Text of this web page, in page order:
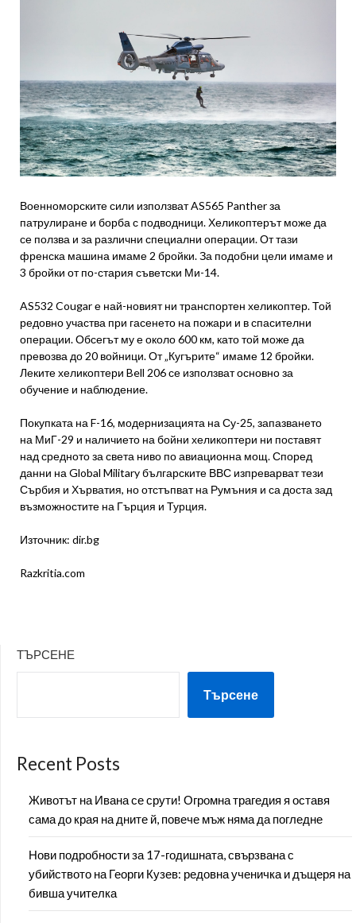
Военноморските сили използват AS565 Panther за
патрулиране и борба с подводници. Хеликоптерът може да
се ползва и за различни специални операции. От тази
френска машина имаме 2 бройки. За подобни цели имаме и
3 бройки от по-стария съветски Ми-14.
AS532 Cougar е най-новият ни транспортен хеликоптер. Той
редовно участва при гасенето на пожари и в спасителни
операции. Обсегът му е около 600 км, като той може да
превозва до 20 войници. От „Кугърите“ имаме 12 бройки.
Леките хеликоптери Bell 206 се използват основно за
обучение и наблюдение.
Покупката на F-16, модернизацията на Су-25, запазването
на МиГ-29 и наличието на бойни хеликоптери ни поставят
над средното за света ниво по авиационна мощ. Според
данни на Global Military българските ВВС изпреварват тези
Сърбия и Хърватия, но отстъпват на Румъния и са доста зад
възможностите на Гърция и Турция.
Източник: dir.bg
Razkritia.com
ТЪРСЕНЕ
Търсене
Recent Posts
Животът на Ивана се срути! Огромна трагедия я оставя
сама до края на дните й, повече мъж няма да погледне
Нови подробности за 17-годишната, свързвана с
убийството на Георги Кузев: редовна ученичка и дъщеря на
бивша учителка